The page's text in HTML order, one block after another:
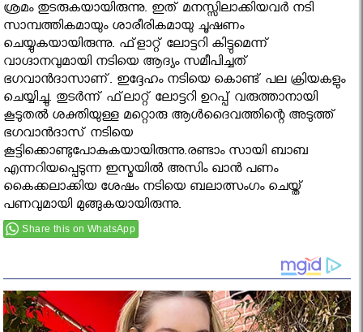
ശ്രമം തുടരുകയായിരുന്നു. ഇത് മനസ്സിലാക്കിയവര്‍ നടി
സാമ്പത്തികമായും ശാരീരികമായു ചൂഷണം
ചെയ്യുകയായിരുന്നു. ഫ്‌ളാറ്റ് ലോട്ടറി കിട്ടുമെന്ന്
വാഗ്ദാനവുമായി നടിയെ ആദ്യം സമീപിച്ചത്
ഭഗവാന്‍ദാസാണ്. ഇദ്ദേഹം നടിയെ കൊണ്ട് പല ക്രിയകളും
ചെയ്യിച്ചു. തുടര്‍ന്ന് ഫ്‌ലാറ്റ് ലോട്ടറി ഉറപ്പ് വരുത്താനായി
കൂടുതല്‍ ശക്തിയുള്ള മറ്റൊരു ആള്‍ദൈവത്തിന്റെ അടുത്ത്
ഭഗവാന്‍ദാസ് നടിയെ
കൂട്ടിക്കൊണ്ടുപോകുകയായിരുന്നു.രണ്ടാം സായി ബാബ
എന്നറിയപ്പെടുന്ന ഇസ്മയില്‍ അസിം ഖാന്‍ പണം
കൈക്കലാക്കിയ ശേഷം നടിയെ ബലാത്സംഗം ചെയ്ത്
പണവുമായി മുങ്ങുകയായിരുന്നു.
Share this on WhatsApp